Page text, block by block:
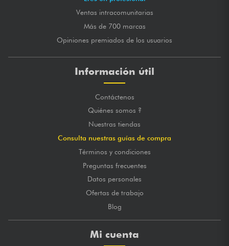
Ventas intracomunitarias
Más de 700 marcas
Opiniones premiados de los usuarios
Información útil
Contáctenos
Quiénes somos ?
Nuestras tiendas
Consulta nuestras guías de compra
Términos y condiciones
Preguntas frecuentes
Datos personales
Ofertas de trabajo
Blog
Mi cuenta